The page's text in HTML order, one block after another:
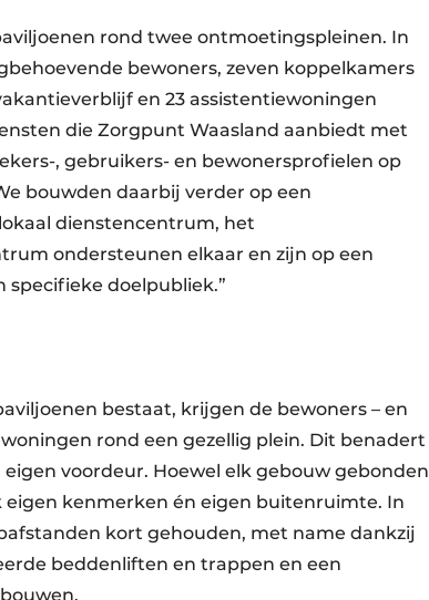
rond twee ontmoetingspleinen. In
bewoners, zeven koppelkamers
en 23 assistentiewoningen
die Zorgpunt Waasland aanbiedt met
, gebruikers- en bewonersprofielen op
bouwden daarbij verder op een
dienstencentrum, het
ondersteunen elkaar en zijn op een
doelpubliek.”
bestaat, krijgen de bewoners – en
rond een gezellig plein. Dit benadert
voordeur. Hoewel elk gebouw gebonden
eigen kenmerken én eigen buitenruimte. In
kort gehouden, met name dankzij
beddenliften en trappen en een